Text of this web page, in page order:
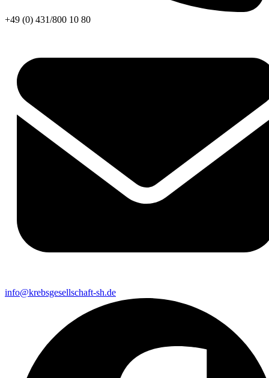
+49 (0) 431/800 10 80
info@krebsgesellschaft-sh.de